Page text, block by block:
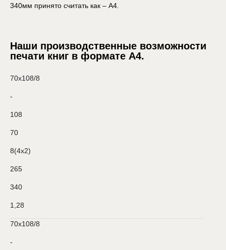
340мм принято считать как – А4.
Наши производственные возможности
печати книг в формате А4.
70х108/8
-
108
70
8(4х2)
265
340
1,28
70х108/8
-